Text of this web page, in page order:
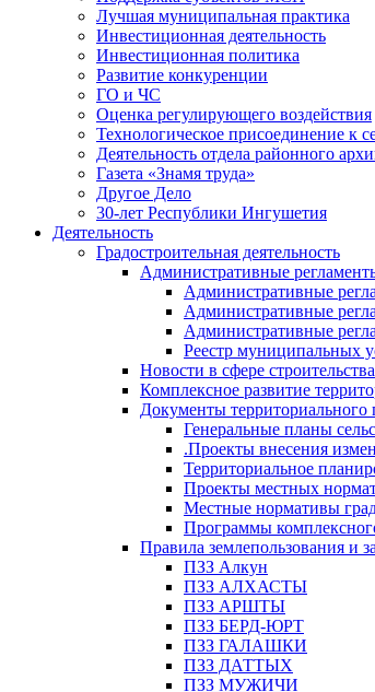
Лучшая муниципальная практика
Инвестиционная деятельность
Инвестиционная политика
Развитие конкуренции
ГО и ЧС
Оценка регулирующего воздействия
Технологическое присоединение к
Деятельность отдела районного
Газета «Знамя труда»
Другое Дело
30-лет Республики Ингушетия
Деятельность
Градостроительная деятельность
Административные
Административные
Административные
Административные
Реестр муниципальных
Новости в сфере строительства
Комплексное развитие
Документы территориального
Генеральные планы
.Проекты внесения
Территориальное
Проекты местных
Местные нормативы
Программы
Правила землепользования и
ПЗЗ Алкун
ПЗЗ АЛХАСТЫ
ПЗЗ АРШТЫ
ПЗЗ БЕРД-ЮРТ
ПЗЗ ГАЛАШКИ
ПЗЗ ДАТТЫХ
ПЗЗ МУЖИЧИ